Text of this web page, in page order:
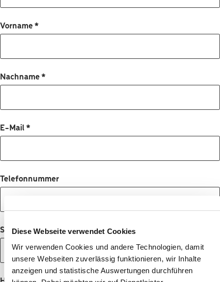
Diese Webseite verwendet Cookies
Wir verwenden Cookies und andere Technologien, damit
unsere Webseiten zuverlässig funktionieren, wir Inhalte
anzeigen und statistische Auswertungen durchführen
Vorname*
Nachname*
E-Mail *
Telefonnummer
Straße